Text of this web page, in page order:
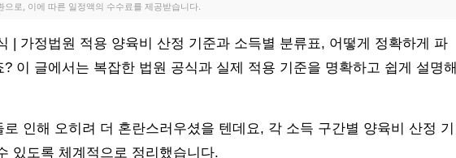
으로, 이에 따른 일정액의 수수료를 제공받습니다.
| 가정법원 적용 양육비 산정 기준과 소득별 분류표, 어떻게 정확하게 파
이 글에서는 복잡한 법원 공식과 실제 적용 기준을 명확하고 쉽게 설명해
인해 오히려 더 혼란스러우셨을 텐데요, 각 소득 구간별 양육비 산정 기
있도록 체계적으로 정리했습니다.